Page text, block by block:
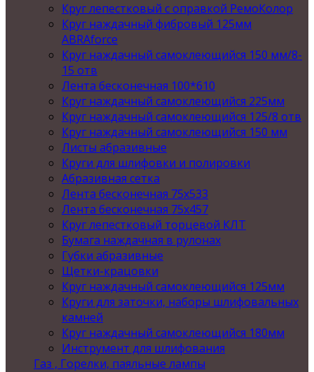
Круг лепестковый с оправкой РемоКолор
Круг наждачный фибровый 125мм
ABRAforce
Круг наждачный самоклеющийся 150 мм/8-
15 отв
Лента бесконечная 100*610
Круг наждачный самоклеющийся 225мм
Круг наждачный самоклеющийся 125/8 отв
Круг наждачный самоклеющийся 150 мм
Листы абразивные
Круги для шлифовки и полировки
Абразивная сетка
Лента бесконечная 75х533
Лента бесконечная 75х457
Круг лепестковый торцевой КЛТ
Бумага наждачная в рулонах
Губки абразивные
Щетки-крацовки
Круг наждачный самоклеющийся 125мм
Круги для заточки, наборы шлифовальных
камней
Круг наждачный самоклеющийся 180мм
Инструмент для шлифования
Газ , Горелки, паяльные лампы